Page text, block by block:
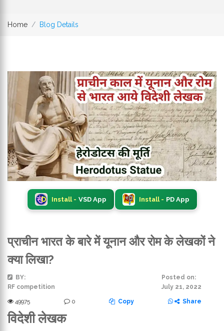
Home Blog Details
Install - VSD App Install - PD App
प्राचीन भारत के बारे में यूनान और रोम के लेखकों ने
क्या लिखा?
BY:
RF competition
Posted on:
July 21, 2022
49975 0 Copy Share
विदेशी लेखक